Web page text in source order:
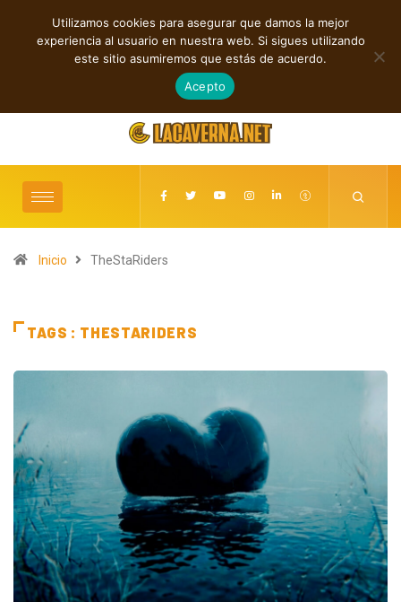
TENDENCIAS
Rock, folk e indie: cuatro estrenos independientes por descubrir
agosto 7, 2026
Inicio TheStaRiders
TAGS : THESTARIDERS
Utilizamos cookies para asegurar que damos la mejor
experiencia al usuario en nuestra web. Si sigues utilizando
este sitio asumiremos que estás de acuerdo.
Acepto